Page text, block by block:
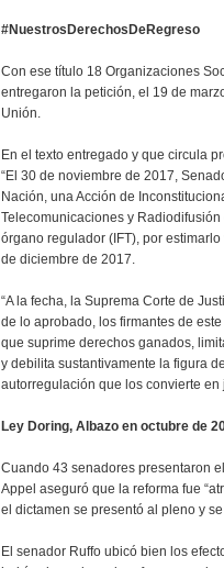
#NuestrosDerechosDeRegreso
Con ese título 18 Organizaciones
entregaron la petición, el 19 de
Unión.
En el texto entregado y que circula
“El 30 de noviembre de 2017,
Nación, una Acción de
Telecomunicaciones y
órgano regulador (IFT), por
de diciembre de 2017.
“A la fecha, la Suprema Corte de
de lo aprobado, los firmantes de
que suprime derechos ganados,
y debilita sustantivamente la figura
autorregulación que los convierte
Ley Doring, Albazo en octubre de
Cuando 43 senadores presentaron
Appel aseguró que la reforma fue
el dictamen se presentó al pleno y
El senador Ruffo ubicó bien los